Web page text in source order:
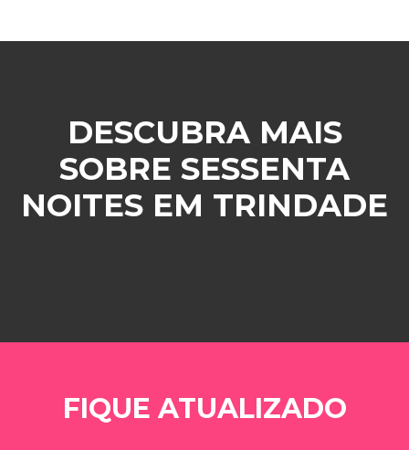
DESCUBRA MAIS
SOBRE SESSENTA
NOITES EM TRINDADE
FIQUE ATUALIZADO